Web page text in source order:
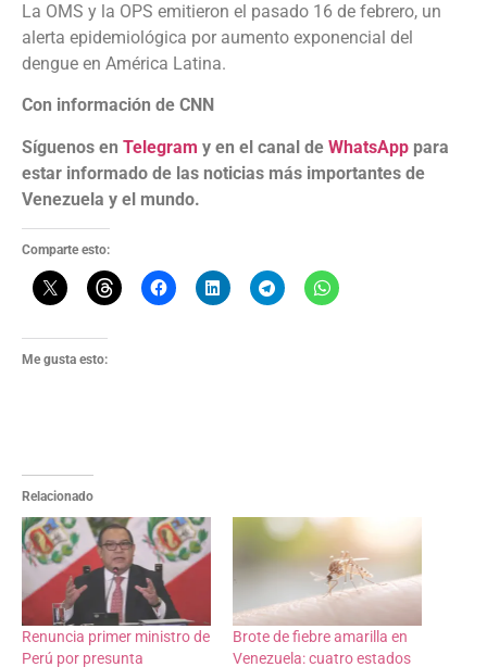
La OMS y la OPS emitieron el pasado 16 de febrero, un
alerta epidemiológica por aumento exponencial del
dengue en América Latina.
Con información de CNN
Síguenos en Telegram y en el canal de WhatsApp para
estar informado de las noticias más importantes de
Venezuela y el mundo.
Comparte esto:
Me gusta esto:
Relacionado
Renuncia primer ministro de
Perú por presunta
Brote de fiebre amarilla en
Venezuela: cuatro estados